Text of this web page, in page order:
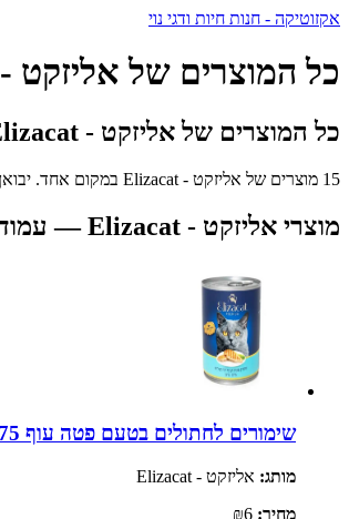
אקזוטיקה - חנות חיות ודגי נוי
כל המוצרים של אליזקט - Elizacat
כל המוצרים של אליזקט - Elizacat
15 מוצרים של אליזקט - Elizacat במקום אחד. יבואן רשמי, מחירים מעולים ומשלוח מהיר לכל הארץ.
מוצרי אליזקט - Elizacat — עמוד 1 (15 סה"כ)
שימורים לחתולים בטעם פטה עוף 375 גרם | Elizacat
מותג: אליזקט - Elizacat
מחיר: